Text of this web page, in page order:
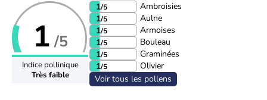
1 /5
Indice pollinique
Très faible
1/5
Ambroisies
1/5
Aulne
1/5
Armoises
1/5
Bouleau
1/5
Graminées
1/5
Olivier
Voir tous les pollens